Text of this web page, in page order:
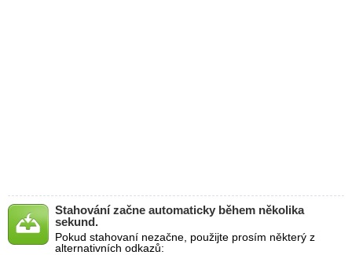
Stahování začne automaticky během několika
sekund.
Pokud stahovaní nezačne, použijte prosím některý z
alternativních odkazů: